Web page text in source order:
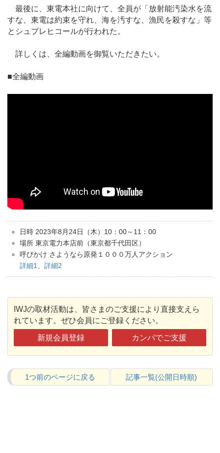
最後に、東電本社に向けて、全員が「放射能汚染水を流
すな、東電は約束を守れ、海を汚すな、漁民を殺すな」等
とシュプレヒコールが行われた。
詳しくは、全編動画を御覧いただきたい。
■全編動画
日時 2023年8月24日（木）10：00～11：00
場所 東京電力本店前（東京都千代田区）
呼びかけ さようなら原発１０００万人アクション
詳細1
詳細2
IWJの取材活動は、皆さまのご支援により直接支えら
れています。ぜひ会員にご登録ください。
新規会員登録 カンパでご支援
1つ前のページに戻る 記事一覧(公開日時順)